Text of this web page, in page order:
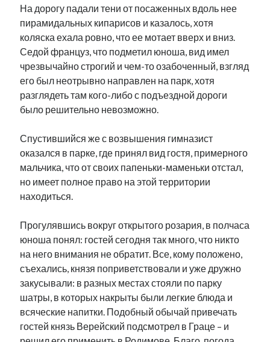
На дорогу падали тени от посаженных вдоль нее
пирамидальных кипарисов и казалось, хотя
коляска ехала ровно, что ее мотает вверх и вниз.
Седой француз, что подметил юноша, вид имел
чрезвычайно строгий и чем-то озабоченный, взгляд
его был неотрывно направлен на парк, хотя
разглядеть там кого-либо с подъездной дороги
было решительно невозможно.
Спустившийся же с возвышения гимназист
оказался в парке, где принял вид гостя, примерного
мальчика, что от своих папеньки-маменьки отстал,
но имеет полное право на этой территории
находиться.
Прогулявшись вокруг открытого розария, в полчаса
юноша понял: гостей сегодня так много, что никто
на него внимания не обратит. Все, кому положено,
съехались, князя поприветствовали и уже дружно
закусывали: в разных местах стояли по парку
шатры, в которых накрыты были легкие блюда и
всяческие напитки. Подобный обычай привечать
гостей князь Верейский подсмотрел в Граце – и